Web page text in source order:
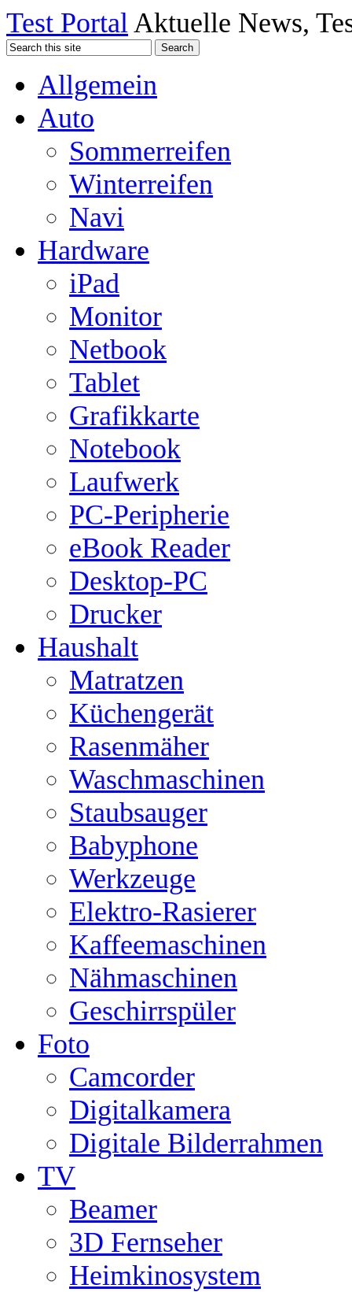
Test PortalAktuelle News,
Allgemein
Auto
Sommerreifen
Winterreifen
Navi
Hardware
iPad
Monitor
Netbook
Tablet
Grafikkarte
Notebook
Laufwerk
PC-Peripherie
eBook Reader
Desktop-PC
Drucker
Haushalt
Matratzen
Küchengerät
Rasenmäher
Waschmaschinen
Staubsauger
Babyphone
Werkzeuge
Elektro-Rasierer
Kaffeemaschinen
Nähmaschinen
Geschirrspüler
Foto
Camcorder
Digitalkamera
Digitale Bilderrahmen
TV
Beamer
3D Fernseher
Heimkinosystem